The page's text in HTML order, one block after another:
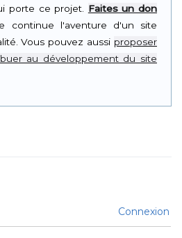
porte ce projet. Faites un don
continue l'aventure d'un site
Vous pouvez aussi proposer
au développement du site
Connexion